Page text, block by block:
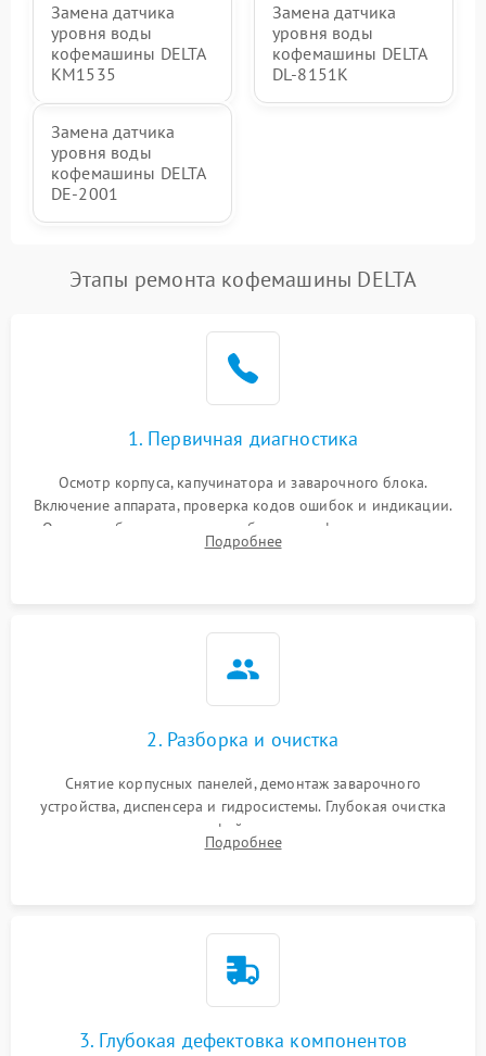
Замена датчика
уровня воды
кофемашины DELTA
KM1535
Замена датчика
уровня воды
кофемашины DELTA
DL-8151K
Замена датчика
уровня воды
кофемашины DELTA
DE-2001
Этапы ремонта кофемашины DELTA
1. Первичная диагностика
Осмотр корпуса, капучинатора и заварочного блока.
Включение аппарата, проверка кодов ошибок и индикации.
Оценка работы помпы, термоблока и кофемолки на слух.
Измерение температуры и давления воды для выявления
Подробнее
2. Разборка и очистка
Снятие корпусных панелей, демонтаж заварочного
устройства, диспенсера и гидросистемы. Глубокая очистка
внутренних узлов от кофейных масел, жмыха и накипи.
Промывка дренажных каналов и фильтров с использованием
Подробнее
3. Глубокая дефектовка компонентов